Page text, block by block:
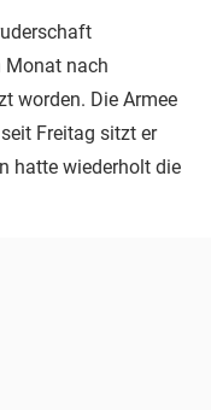
Monat nach
worden. Die Armee
Freitag sitzt er
hatte wiederholt die